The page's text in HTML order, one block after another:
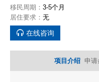
移民周期： 3-5个月
居住要求： 无
在线咨询
项目介绍 申请